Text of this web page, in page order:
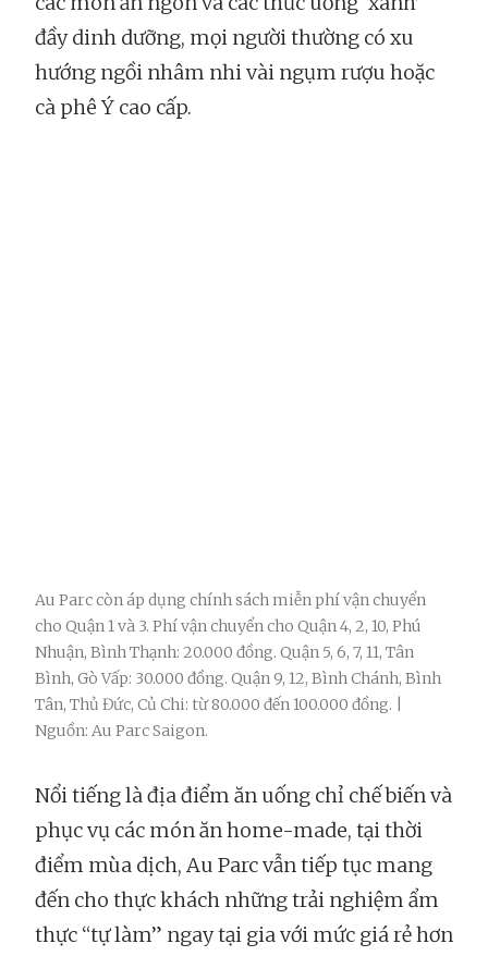
đầy dinh dưỡng, mọi người thường có xu
hướng ngồi nhâm nhi vài ngụm rượu hoặc
cà phê Ý cao cấp.
Au Parc còn áp dụng chính sách miễn phí vận chuyển
cho Quận 1 và 3. Phí vận chuyển cho Quận 4, 2, 10, Phú
Nhuận, Bình Thạnh: 20.000 đồng. Quận 5, 6, 7, 11, Tân
Bình, Gò Vấp: 30.000 đồng. Quận 9, 12, Bình Chánh, Bình
Tân, Thủ Đức, Củ Chi: từ 80.000 đến 100.000 đồng. |
Nguồn: Au Parc Saigon.
Nổi tiếng là địa điểm ăn uống chỉ chế biến và
phục vụ các món ăn home-made, tại thời
điểm mùa dịch, Au Parc vẫn tiếp tục mang
đến cho thực khách những trải nghiệm ẩm
thực “tự làm” ngay tại gia với mức giá rẻ hơn